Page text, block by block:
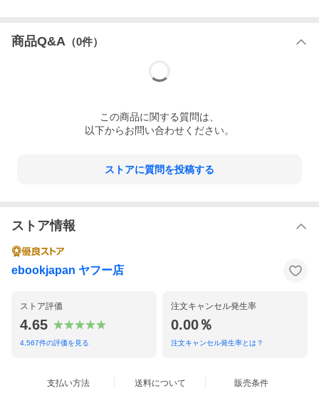
商品Q&A （0件）
この商品に関する質問は、
以下からお問い合わせください。
ストアに質問を投稿する
ストア情報
ebookjapan ヤフー店
ストア評価
4.65
4,567件の評価を見る
注文キャンセル発生率
0.00％
注文キャンセル発生率とは？
支払い方法 送料について 販売条件